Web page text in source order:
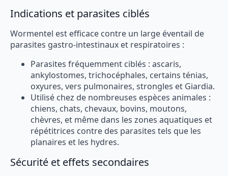
Indications et parasites ciblés
Wormentel est efficace contre un large éventail de
parasites gastro-intestinaux et respiratoires :
Parasites fréquemment ciblés : ascaris,
ankylostomes, trichocéphales, certains ténias,
oxyures, vers pulmonaires, strongles et Giardia.
Utilisé chez de nombreuses espèces animales :
chiens, chats, chevaux, bovins, moutons,
chèvres, et même dans les zones aquatiques et
répétitrices contre des parasites tels que les
planaires et les hydres.
Sécurité et effets secondaires